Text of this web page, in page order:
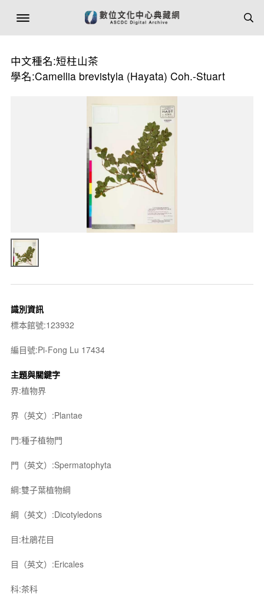
中文種名:短柱山茶
學名:Camellia brevistyla (Hayata) Coh.-Stuart
識別資訊
標本館號:123932
編目號:Pi-Fong Lu 17434
主題與關鍵字
界:植物界
界（英文）:Plantae
門:種子植物門
門（英文）:Spermatophyta
綱:雙子葉植物綱
綱（英文）:Dicotyledons
目:杜鵑花目
目（英文）:Ericales
科:茶科